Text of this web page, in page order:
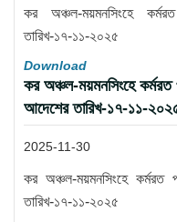
কর অঞ্চল-ময়মনসিংহে
তারিখ-১৭-১১-২০২৫
Download
কর অঞ্চল-ময়মনসিংহে
আদেশের তারিখ-১৭-১১-
2025-11-30
কর অঞ্চল-ময়মনসিংহে কর্মরত
তারিখ-১৭-১১-২০২৫